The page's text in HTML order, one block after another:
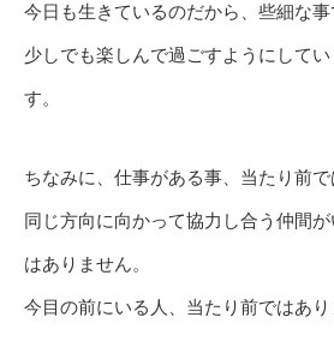
今日も生きているのだから、些細な事
少しでも楽しんで過ごすようにして
す。
ちなみに、仕事がある事、当たり前で
同じ方向に向かって協力し合う仲間
はありません。
今目の前にいる人、当たり前ではあり